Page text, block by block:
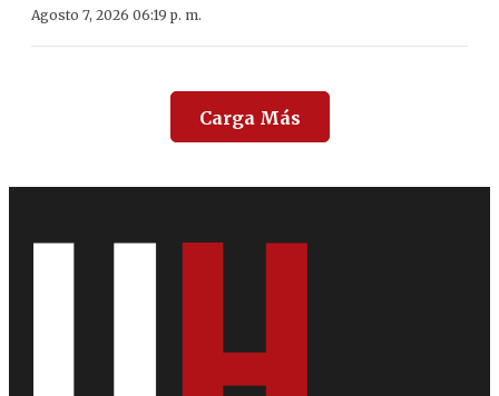
Agosto 7, 2026 06:19 p. m.
Carga Más